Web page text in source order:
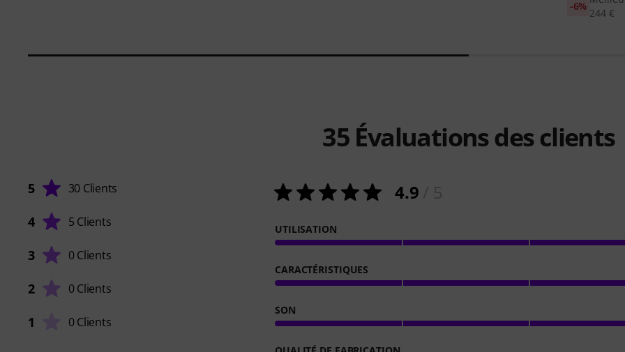
244 €
-6%
35 Évaluations des clients
5 30 Clients
4 5 Clients
3 0 Clients
2 0 Clients
1 0 Clients
4.9
UTILISATION
CARACTÉRISTIQUES
SON